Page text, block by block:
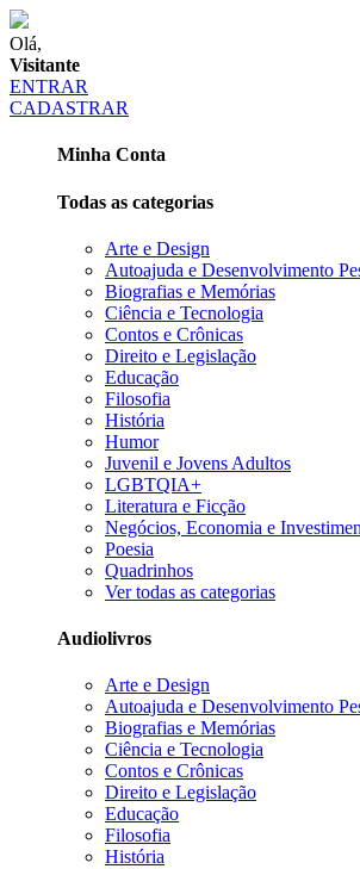
Olá,
Visitante
ENTRAR
CADASTRAR
Minha Conta
Todas as categorias
Arte e Design
Autoajuda e Desenvolvimento
Biografias e Memórias
Ciência e Tecnologia
Contos e Crônicas
Direito e Legislação
Educação
Filosofia
História
Humor
Juvenil e Jovens Adultos
LGBTQIA+
Literatura e Ficção
Negócios, Economia e
Poesia
Quadrinhos
Ver todas as categorias
Audiolivros
Arte e Design
Autoajuda e Desenvolvimento
Biografias e Memórias
Ciência e Tecnologia
Contos e Crônicas
Direito e Legislação
Educação
Filosofia
História